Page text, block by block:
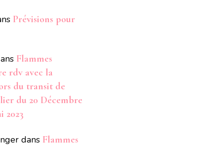
Prévisions pour
Flammes
rdv avec la
du transit de
du 20 Décembre
2023
dans Flammes